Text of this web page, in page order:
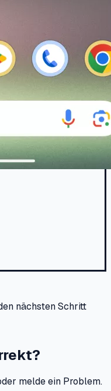
nächsten Schritt
melde ein Problem.